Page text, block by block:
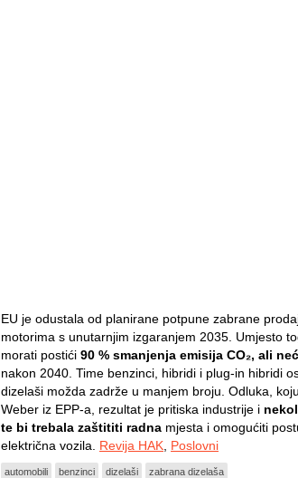
EU je odustala od planirane potpune zabrane
motorima s unutarnjim izgaranjem 2035. Umjesto
morati postići 90 % smanjenja emisija CO₂, ali
nakon 2040. Time benzinci, hibridi i plug-in hibridi
dizelaši možda zadrže u manjem broju. Odluka,
Weber iz EPP-a, rezultat je pritiska industrije i
te bi trebala zaštititi radna mjesta i omogućiti
električna vozila. Revija HAK Poslovni
automobili benzinci dizelaši zabrana dizelaša